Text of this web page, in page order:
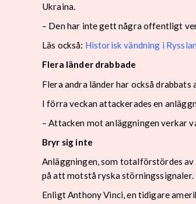
Ukraina.
– Den har inte gett några offentligt
Läs också: Historisk vändning i
Flera länder drabbade
Flera andra länder har också drabbats
I förra veckan attackerades en
– Attacken mot anläggningen verkar
Bryr sig inte
Anläggningen, som totalförstördes
på att motstå ryska störningssignaler.
Enligt Anthony Vinci, en tidigare